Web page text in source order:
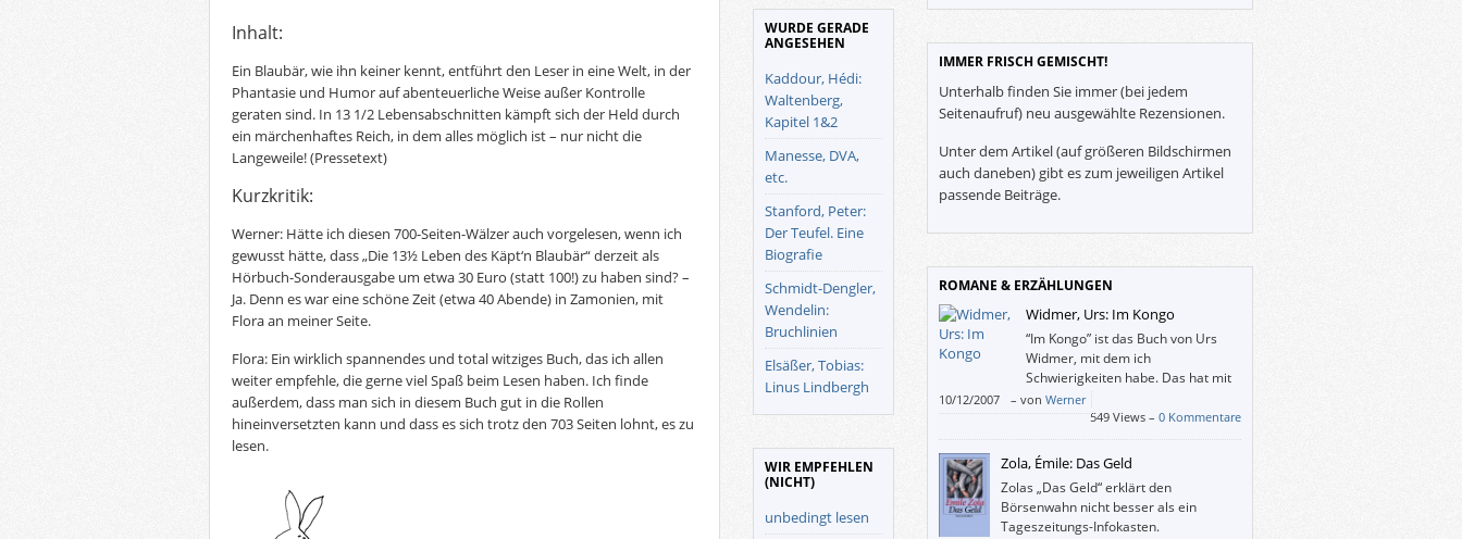
Inhalt:
Ein Blaubär, wie ihn keiner kennt, entführt den Leser in eine Welt, in der
Phantasie und Humor auf abenteuerliche Weise außer Kontrolle
geraten sind. In 13 1/2 Lebensabschnitten kämpft sich der Held durch
ein märchenhaftes Reich, in dem alles möglich ist – nur nicht die
Langeweile!(Pressetext)
Kurzkritik:
Werner: Hätte ich diesen 700-Seiten-Wälzer auch vorgelesen, wenn ich
gewusst hätte, dass „Die 13½ Leben des Käpt‘n Blaubär“ derzeit als
Hörbuch-Sonderausgabe um etwa 30 Euro (statt 100!) zu haben sind? –
Ja. Denn es war eine schöne Zeit (etwa 40 Abende) in Zamonien, mit
Flora an meiner Seite.
Flora: Ein wirklich spannendes und total witziges Buch, das ich allen
weiter empfehle, die gerne viel Spaß beim Lesen haben. Ich finde
außerdem, dass man sich in diesem Buch gut in die Rollen
hineinversetzten kann und dass es sich trotz den 703 Seiten lohnt, es zu
lesen.
WURDE GERADE
ANGESEHEN
Kaddour, Hédi:
Waltenberg,
Kapitel 1&2
Manesse, DVA,
etc.
Stanford, Peter:
Der Teufel. Eine
Biografie
Schmidt-Dengler,
Wendelin:
Bruchlinien
Elsäßer, Tobias:
Linus Lindbergh
WIR EMPFEHLEN
(NICHT)
unbedingt lesen
IMMER FRISCH GEMISCHT!
Unterhalb finden Sie immer (bei jedem
Seitenaufruf) neu ausgewählte Rezensionen.
Unter dem Artikel (auf größeren Bildschirmen
auch daneben) gibt es zum jeweiligen Artikel
passende Beiträge.
ROMANE & ERZÄHLUNGEN
Widmer, Urs: Im Kongo
“Im Kongo” ist das Buch von Urs
Widmer, mit dem ich
Schwierigkeiten habe. Das hat mit
der grassierenden Political
Correctness zu tun, mit Stereotypen und wohl
auch damit, dass in Österreich Schwarze als
Drogendealer stigmatisiert werden.
10/12/2007 – von Werner
549 Views – 0 Kommentare
Zola, Émile: Das Geld
Zolas „Das Geld“ erklärt den
Börsenwahn nicht besser als ein
Tageszeitungs-Infokasten.